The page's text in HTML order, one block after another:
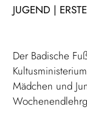
JUGEND |
Der Badische
Mädchen und